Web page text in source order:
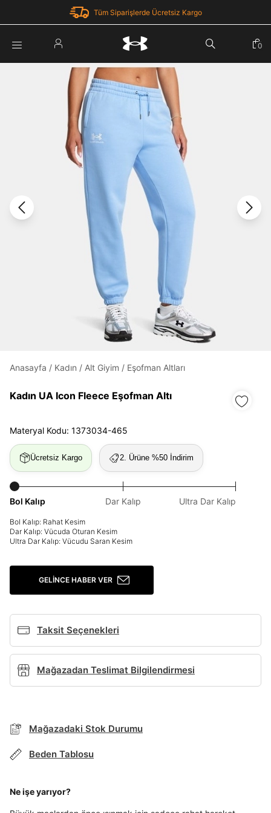
Tüm Siparişlerde Ücretsiz Kargo
Şifremi Unuttum
Giriş Yap
Under Armour'da yeni misiniz? Kayıt Ol
0
Anasayfa / Kadın / Alt Giyim / Eşofman Altları
Kadın UA Icon Fleece Eşofman Altı
Materyal Kodu: 1373034-465
Ücretsiz Kargo 2. Ürüne %50 İndirim
Bol Kalıp Dar Kalıp Ultra Dar Kalıp
Bol Kalıp: Rahat Kesim
Dar Kalıp: Vücuda Oturan Kesim
Ultra Dar Kalıp: Vücudu Saran Kesim
GELINCE HABER VER
Taksit Seçenekleri
Mağazadan Teslimat Bilgilendirmesi
Mağazadaki Stok Durumu
Beden Tablosu
Ne işe yarıyor?
Mağazada Bul
BEDEN TABLOSU
Siparişinizin durumu hakkında bilgi alabilmek için
Parola Yenileme
E-posta adresi
Parolayı Yenile
Giriş Sayfasına Dön
Zaten hesabın var mı? Giriş yap
Daha hızlı ödeme. Hızlı sipariş takibi.
Kolay iade ve değişim.
Giriş Yap
E-posta
göster
Beni Hatırla
Giriş Yap
Ad*
Soyad*
E-posta Adresi*